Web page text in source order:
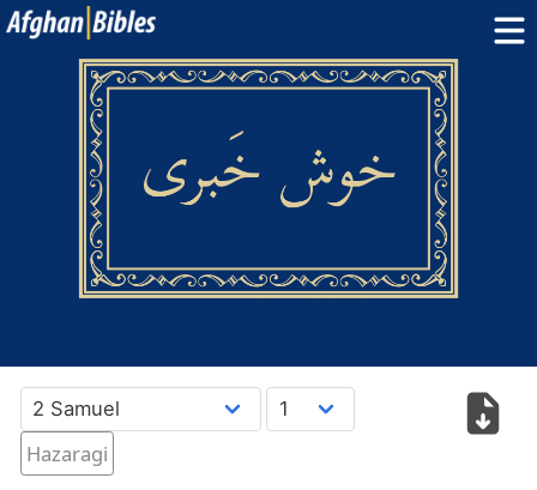
Home
Dari Bibles Pashto Bibles
Others: · Hazaragi Turkmen
پښتو
Hazaragi